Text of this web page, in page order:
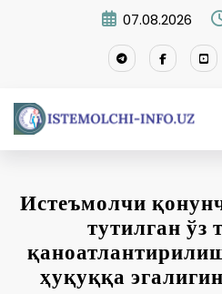
07.08.2026
Истеъмолчи
тутилган ўз
ҳуқуққа